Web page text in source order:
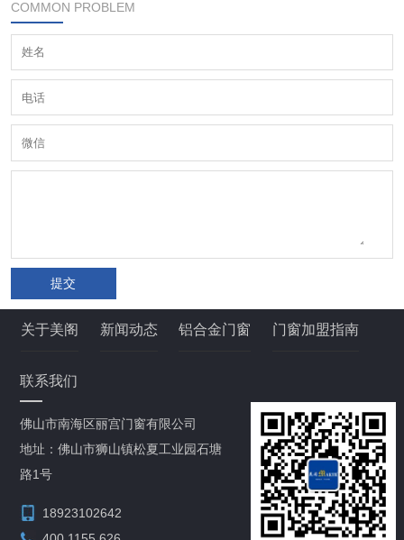
COMMON PROBLEM
提交
关于美阁 新闻动态 铝合金门窗 门窗加盟指南
联系我们
佛山市南海区丽宫门窗有限公司
地址：佛山市狮山镇松夏工业园石塘
路1号
18923102642